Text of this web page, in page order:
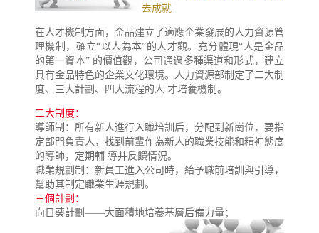
去成就
在人才機制方面，金品建立了適應企業發展的人力資源管
理機制，確立“以人為本”的人才觀。充分體現“人是金品
的第一資本” 的價值觀，公司通過多種渠道和形式，建立
具有金品特色的企業文化環境。人力資源部制定了二大制
度、三大計劃、四大流程的人 才培養機制。
二大制度：
導師制：所有新人進行入職培訓后，分配到新崗位，要指
定部門負責人，找到前輩作為新人的職業技能和精神態度
的導師，定期輔 導并反饋情況。
職業規劃制：新員工進入公司時，給予職前培訓與引導，
幫助其制定職業生涯規劃。
三個計劃：
向日葵計劃——大面積地培養基層后備力量；